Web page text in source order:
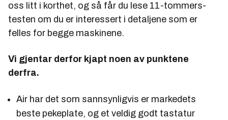
oss litt i korthet, og så får du lese 11-tommers-
testen om du er interessert i detaljene som er
felles for begge maskinene.
Vi gjentar derfor kjapt noen av punktene
derfra.
Air har det som sannsynligvis er markedets
beste pekeplate, og et veldig godt tastatur